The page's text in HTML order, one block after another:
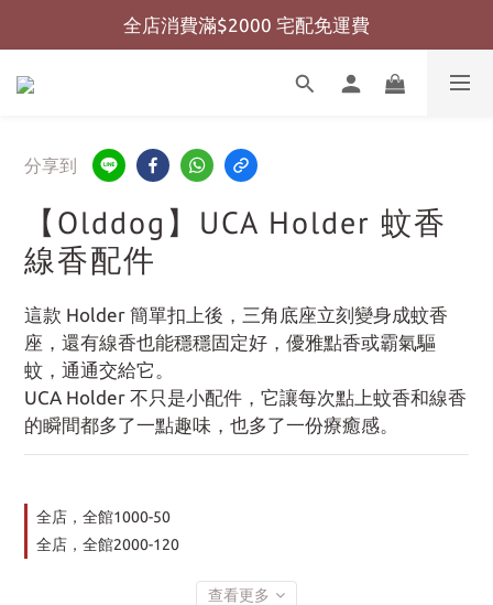
全店消費滿$999 超商免運費
全店消費滿$2000 宅配免運費
全店消費滿$999 超商免運費
分享到
【Olddog】UCA Holder 蚊香
線香配件
這款 Holder 簡單扣上後，三角底座立刻變身成蚊香
座，還有線香也能穩穩固定好，優雅點香或霸氣驅
蚊，通通交給它。
UCA Holder 不只是小配件，它讓每次點上蚊香和線香
的瞬間都多了一點趣味，也多了一份療癒感。
全店，全館1000-50
全店，全館2000-120
查看更多